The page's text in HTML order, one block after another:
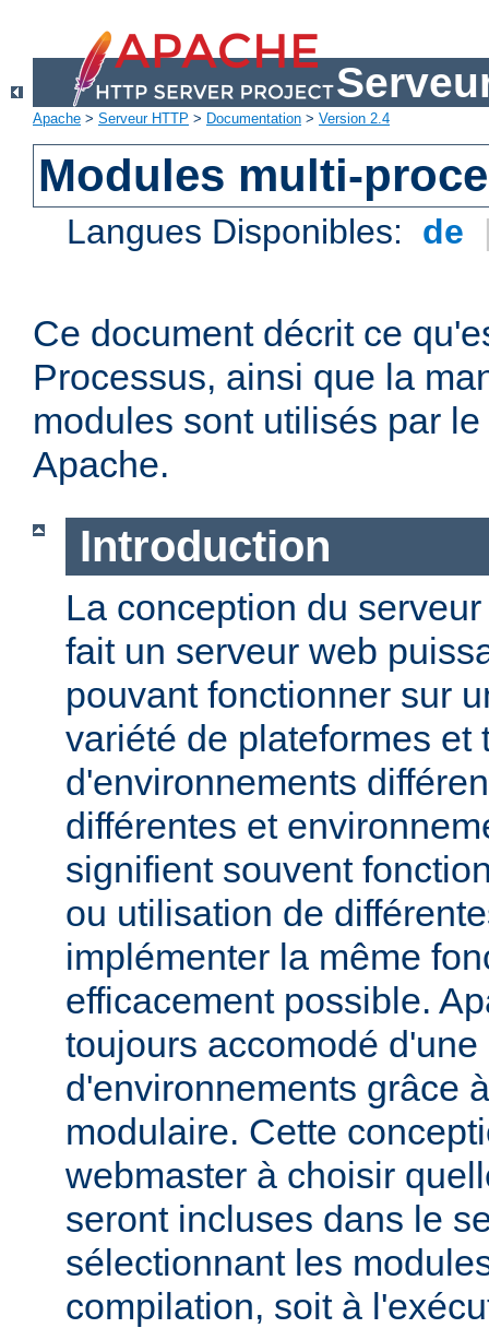
Apache > Serveur HTTP > Documentation > Version 2.4
Modules multi-
Langues Disponibles: de
Ce document décrit ce
Processus, ainsi que la
modules sont utilisés par
Apache.
Introduction
La conception du
fait un serveur web
pouvant fonctionner sur
variété de plateformes et
d'environnements
différentes et
signifient souvent
ou utilisation de
implémenter la même
efficacement possible.
toujours accomodé
d'environnements grâce
modulaire. Cette
webmaster à choisir
seront incluses dans le
sélectionnant les
compilation, soit à